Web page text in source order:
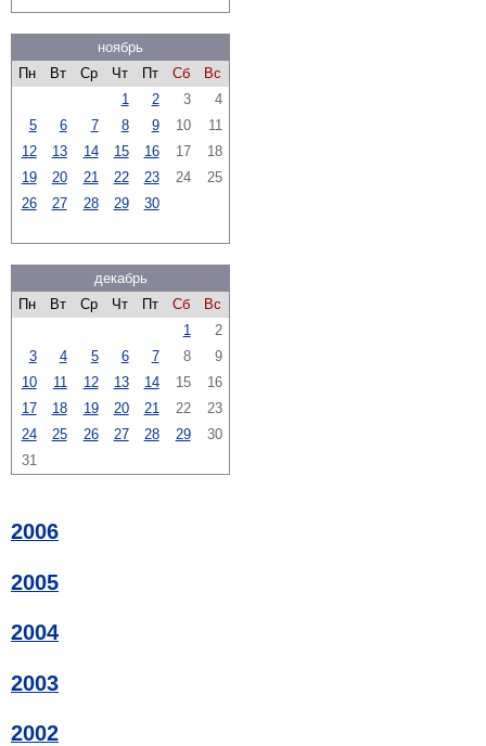
ноябрь
Пн
Вт Ср Чт Пт Сб
Вс
1
2 3
4
5
6 7 8 9 10
11
12
13 14 15 16 17
18
19
20 21 22 23 24
25
26
27 28 29 30
декабрь
Пн
Вт Ср Чт Пт Сб
Вс
1
2
3
4 5 6 7 8
9
10
11 12 13 14 15
16
17
18 19 20 21 22
23
24
25 26 27 28 29
30
31
2006
2005
2004
2003
2002